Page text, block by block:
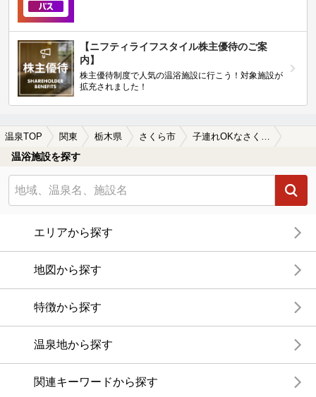
【ニフティライフスタイル株主優待のご案
内】
株主優待制度で人気の温浴施設に行こう！対象施設が
拡充されました！
温泉TOP 関東 栃木県 さくら市 子連れOKなさくら市の温泉、日帰り温泉、スーパー銭湯おすすめ
温浴施設を探す
エリアから探す
地図から探す
特徴から探す
温泉地から探す
関連キーワードから探す